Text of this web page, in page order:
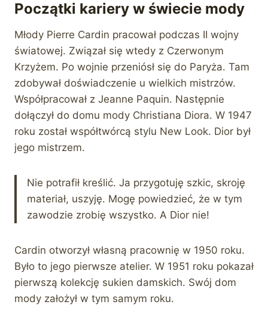
Początki kariery w świecie mody
Młody Pierre Cardin pracował podczas II wojny
światowej. Związał się wtedy z Czerwonym
Krzyżem. Po wojnie przeniósł się do Paryża. Tam
zdobywał doświadczenie u wielkich mistrzów.
Współpracował z Jeanne Paquin. Następnie
dołączył do domu mody Christiana Diora. W 1947
roku został współtwórcą stylu New Look. Dior był
jego mistrzem.
Nie potrafił kreślić. Ja przygotuję szkic, skroję
materiał, uszyję. Mogę powiedzieć, że w tym
zawodzie zrobię wszystko. A Dior nie!
Cardin otworzył własną pracownię w 1950 roku.
Było to jego pierwsze atelier. W 1951 roku pokazał
pierwszą kolekcję sukien damskich. Swój dom
mody założył w tym samym roku.